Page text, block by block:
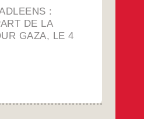
:
DE LA
GAZA, LE 4
flottille
pour
Gaza,
le
4